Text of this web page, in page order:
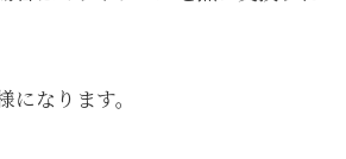
なります。